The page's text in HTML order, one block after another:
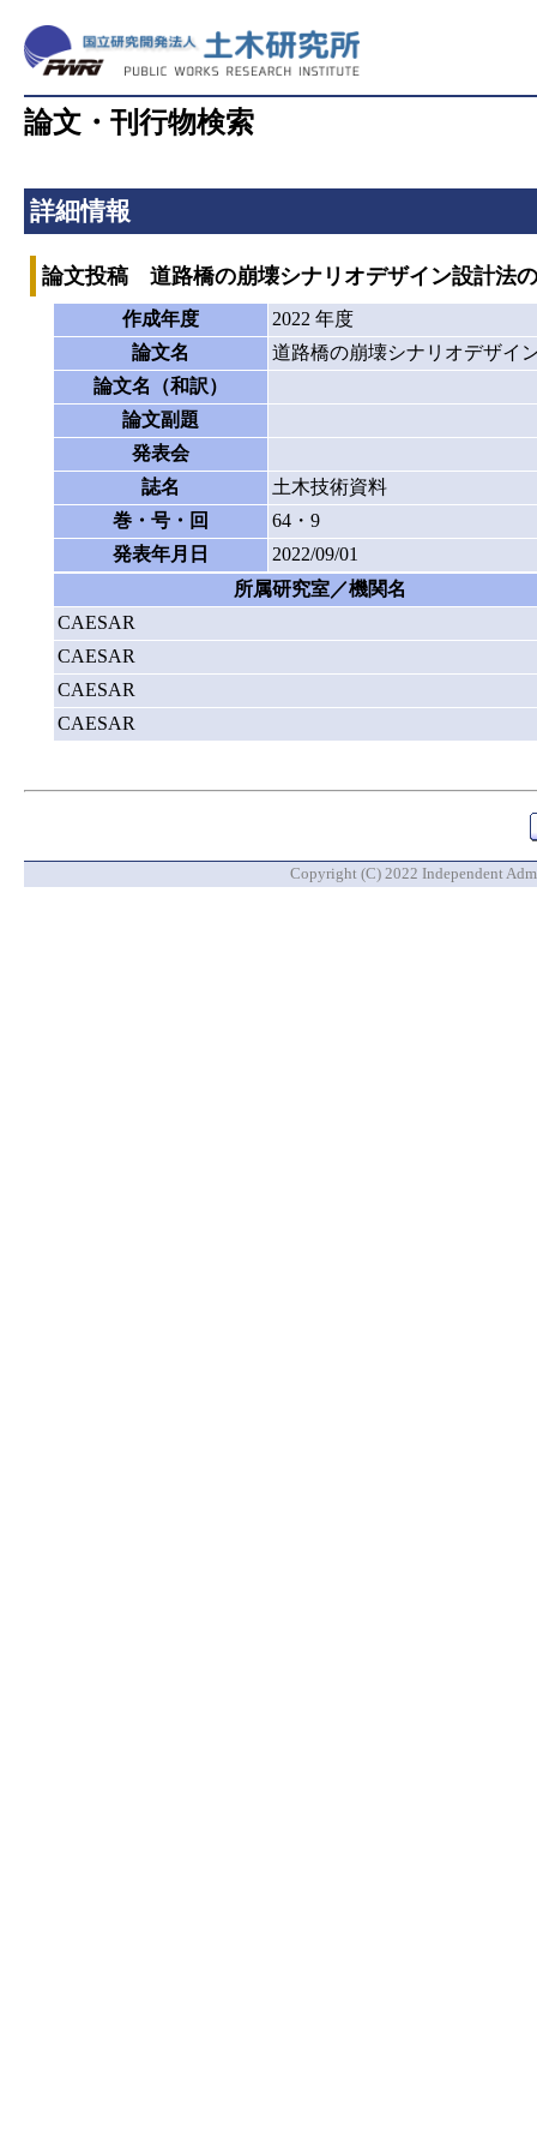
論文・刊行物検索
詳細情報
論文投稿 道路橋の崩壊シナリオデザイン設計法
作成年度
2022 年度
論文名
道路橋の崩壊シナリオデザイ
論文名（和訳）
論文副題
発表会
誌名
土木技術資料
巻・号・回
64・9
発表年月日
2022/09/01
所属研究室／機関名
CAESAR
CAESAR
CAESAR
CAESAR
Copyright (C) 2022 Independent